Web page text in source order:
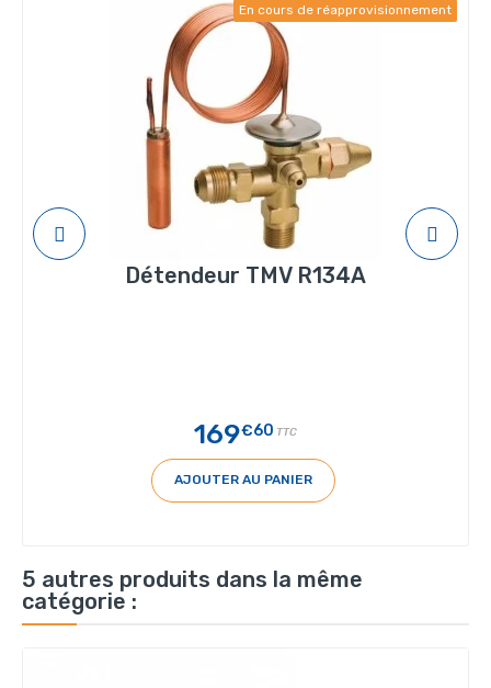
En cours de réapprovisionnement
Détendeur TMV R134A
169€60 TTC
AJOUTER AU PANIER
5 autres produits dans la même
catégorie :